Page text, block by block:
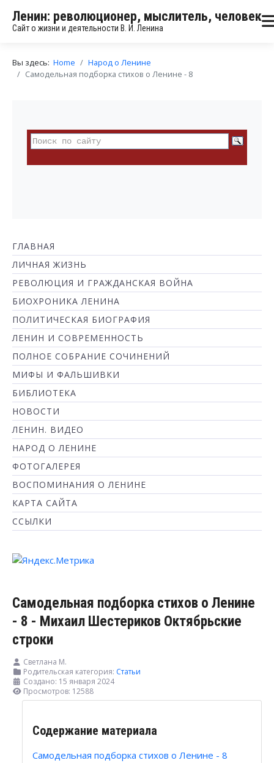
Ленин: революционер, мыслитель, человек
Сайт о жизни и деятельности В. И. Ленина
Вы здесь: Home
Народ о Ленине
Самодельная подборка стихов о Ленине - 8
ГЛАВНАЯ
ЛИЧНАЯ ЖИЗНЬ
РЕВОЛЮЦИЯ И ГРАЖДАНСКАЯ ВОЙНА
БИОХРОНИКА ЛЕНИНА
ПОЛИТИЧЕСКАЯ БИОГРАФИЯ
ЛЕНИН И СОВРЕМЕННОСТЬ
ПОЛНОЕ СОБРАНИЕ СОЧИНЕНИЙ
МИФЫ И ФАЛЬШИВКИ
БИБЛИОТЕКА
НОВОСТИ
ЛЕНИН. ВИДЕО
НАРОД О ЛЕНИНЕ
ФОТОГАЛЕРЕЯ
ВОСПОМИНАНИЯ О ЛЕНИНЕ
КАРТА САЙТА
ССЫЛКИ
Самодельная подборка стихов о Ленине
- 8 - Михаил Шестериков Октябрьские
строки
Светлана М.
Родительская категория: Статьи
Создано: 15 января 2024
Просмотров: 12588
Содержание материала
Самодельная подборка стихов о Ленине - 8